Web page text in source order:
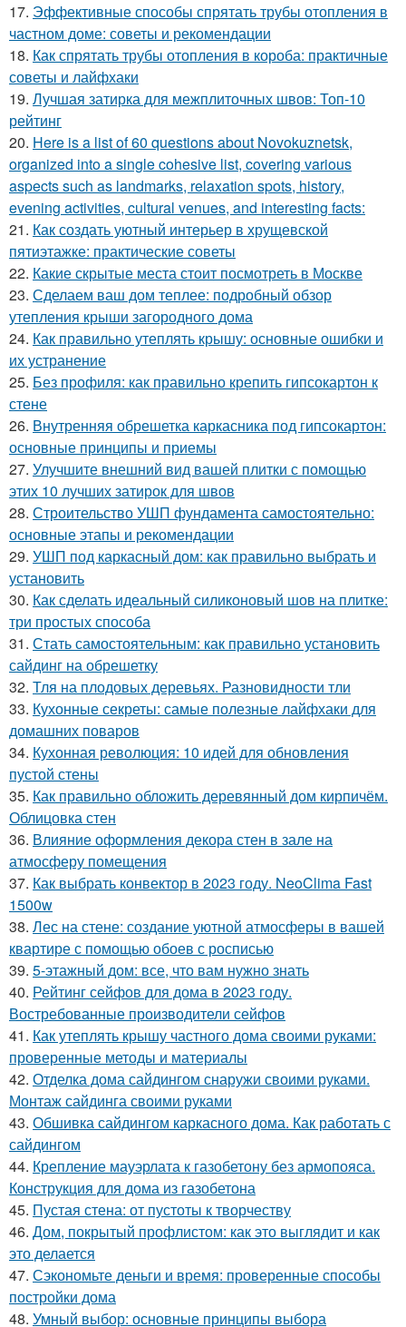
17. Эффективные способы спрятать трубы отопления в
частном доме: советы и рекомендации
18. Как спрятать трубы отопления в короба: практичные
советы и лайфхаки
19. Лучшая затирка для межплиточных швов: Топ-10
рейтинг
20. Here is a list of 60 questions about Novokuznetsk,
organized into a single cohesive list, covering various
aspects such as landmarks, relaxation spots, history,
evening activities, cultural venues, and interesting facts:
21. Как создать уютный интерьер в хрущевской
пятиэтажке: практические советы
22. Какие скрытые места стоит посмотреть в Москве
23. Сделаем ваш дом теплее: подробный обзор
утепления крыши загородного дома
24. Как правильно утеплять крышу: основные ошибки и
их устранение
25. Без профиля: как правильно крепить гипсокартон к
стене
26. Внутренняя обрешетка каркасника под гипсокартон:
основные принципы и приемы
27. Улучшите внешний вид вашей плитки с помощью
этих 10 лучших затирок для швов
28. Строительство УШП фундамента самостоятельно:
основные этапы и рекомендации
29. УШП под каркасный дом: как правильно выбрать и
установить
30. Как сделать идеальный силиконовый шов на плитке:
три простых способа
31. Стать самостоятельным: как правильно установить
сайдинг на обрешетку
32. Тля на плодовых деревьях. Разновидности тли
33. Кухонные секреты: самые полезные лайфхаки для
домашних поваров
34. Кухонная революция: 10 идей для обновления
пустой стены
35. Как правильно обложить деревянный дом кирпичём.
Облицовка стен
36. Влияние оформления декора стен в зале на
атмосферу помещения
37. Как выбрать конвектор в 2023 году. NeoClima Fast
1500w
38. Лес на стене: создание уютной атмосферы в вашей
квартире с помощью обоев с росписью
39. 5-этажный дом: все, что вам нужно знать
40. Рейтинг сейфов для дома в 2023 году.
Востребованные производители сейфов
41. Как утеплять крышу частного дома своими руками:
проверенные методы и материалы
42. Отделка дома сайдингом снаружи своими руками.
Монтаж сайдинга своими руками
43. Обшивка сайдингом каркасного дома. Как работать с
сайдингом
44. Крепление мауэрлата к газобетону без армопояса.
Конструкция для дома из газобетона
45. Пустая стена: от пустоты к творчеству
46. Дом, покрытый профлистом: как это выглядит и как
это делается
47. Сэкономьте деньги и время: проверенные способы
постройки дома
48. Умный выбор: основные принципы выбора